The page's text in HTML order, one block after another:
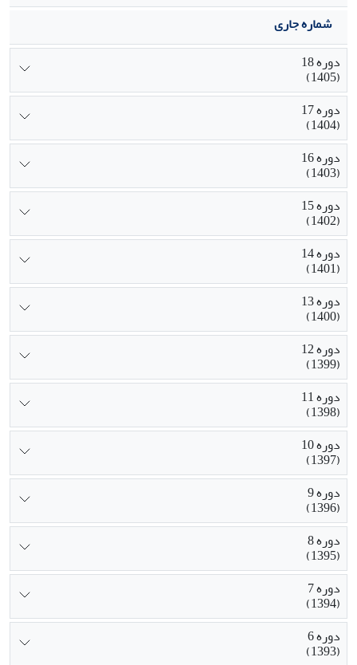
شماره جاری
دوره 18
(1405)
دوره 17
(1404)
دوره 16
(1403)
دوره 15
(1402)
دوره 14
(1401)
دوره 13
(1400)
دوره 12
(1399)
دوره 11
(1398)
دوره 10
(1397)
دوره 9
(1396)
دوره 8
(1395)
دوره 7
(1394)
دوره 6
(1393)